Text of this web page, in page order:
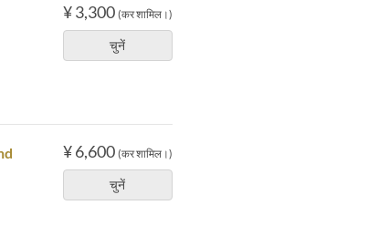
¥ 3,300 (कर शामिल।)
चुनें
¥ 6,600 (कर शामिल।)
चुनें